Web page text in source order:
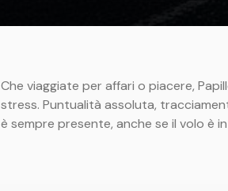
Che viaggiate per affari o piacere,
stress. Puntualità assoluta,
è sempre presente, anche se il volo è